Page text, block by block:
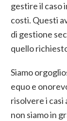
gestire il caso
costi. Questi
di gestione
quello
Siamo
equo e
risolvere i
non siamo in